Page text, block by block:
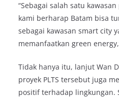
“Sebagai salah satu
kami berharap Batam bisa
sebagai kawasan smart city
memanfaatkan green
Tidak hanya itu, lanjut Wan
proyek PLTS tersebut juga
positif terhadap lingkungan.